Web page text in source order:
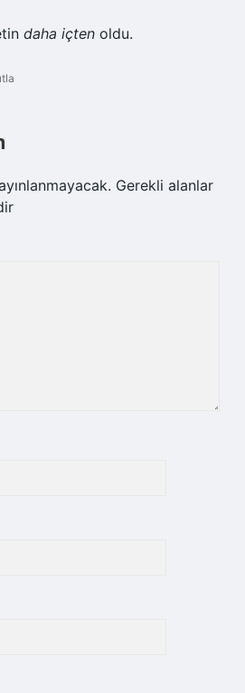
daha içten oldu.
Gerekli alanlar